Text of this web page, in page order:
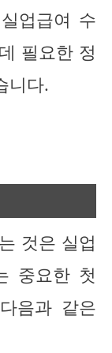
업급여 수
필요한 정
니다.
것은 실업
중요한 첫
음과 같은